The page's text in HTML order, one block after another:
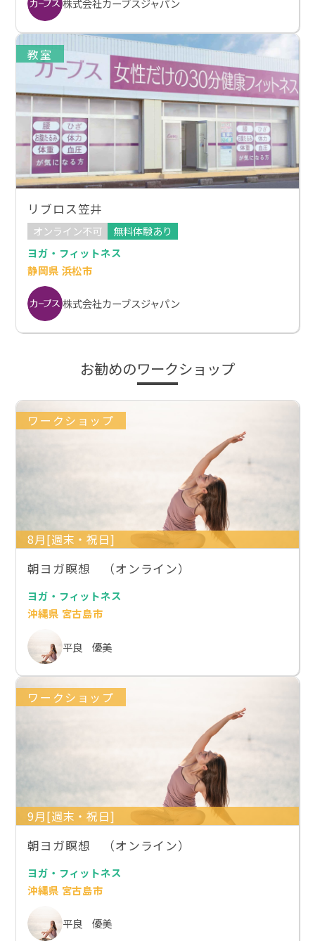
株式会社カーブスジャパン
教室
リブロス笠井
オンライン不可
無料体験あり
ヨガ・フィットネス
静岡県 浜松市
株式会社カーブスジャパン
お勧めのワークショップ
ワークショップ
8月[週末・祝日]
朝ヨガ瞑想 （オンライン）
ヨガ・フィットネス
沖縄県 宮古島市
平良 優美
ワークショップ
9月[週末・祝日]
朝ヨガ瞑想 （オンライン）
ヨガ・フィットネス
沖縄県 宮古島市
平良 優美